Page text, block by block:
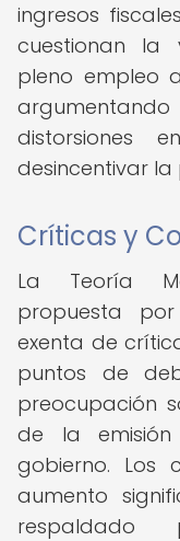
ingresos
cuestionan la
pleno empleo
distorsiones
desincentivar
Críticas y
La Teoría
propuesta
exenta de
puntos de
preocupación
de la
gobierno. Los
aumento